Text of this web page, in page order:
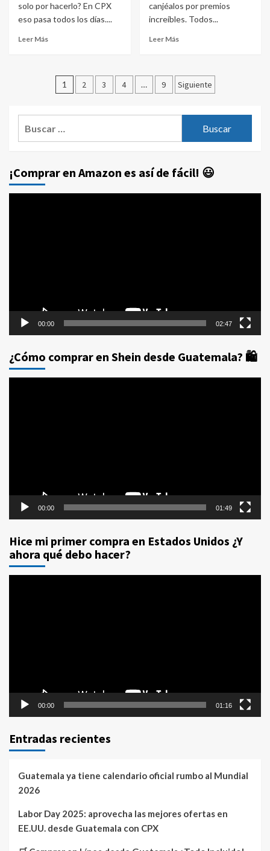
solo por hacerlo? En CPX
eso pasa todos los días....
Leer Más
canjéalos por premios
increíbles. Todos...
Leer Más
Paginación
entradas
1 2 3 4 … 9 Siguiente
¡Comprar en Amazon es así de fácil! 😃
00:00 02:47
¿Cómo comprar en Shein desde Guatemala? 🛍️
00:00 01:49
Hice mi primer compra en Estados Unidos ¿Y
ahora qué debo hacer?
00:00 01:16
Entradas recientes
Guatemala ya tiene calendario oficial rumbo al Mundial
2026
Labor Day 2025: aprovecha las mejores ofertas en
EE.UU. desde Guatemala con CPX